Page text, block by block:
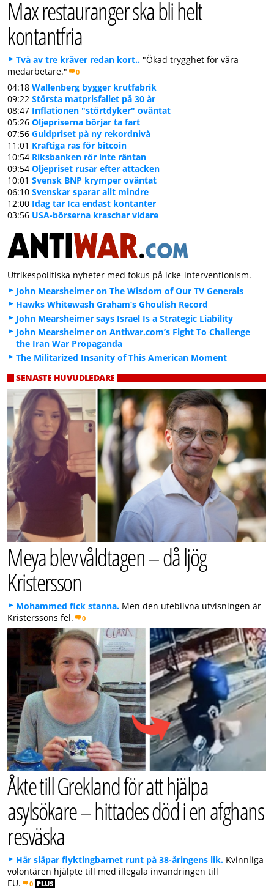
Max restauranger ska bli helt
kontantfria
Två av tre kräver redan kort.. "Ökad trygghet för våra
medarbetare."
0
04:18 Wallenberg bygger krutfabrik
09:22 Största matprisfallet på 30 år
08:47 Inflationen "störtdyker" oväntat
05:26 Oljepriserna börjar ta fart
07:56 Guldpriset på ny rekordnivå
11:01 Kraftiga ras för bitcoin
10:54 Riksbanken rör inte räntan
09:54 Oljepriset rusar efter attacken
10:01 Svensk BNP krymper oväntat
06:10 Svenskar sparar allt mindre
12:00 Idag tar Ica endast kontanter
03:56 USA-börserna kraschar vidare
Utrikespolitiska nyheter med fokus på icke-interventionism.
John Mearsheimer on The Wisdom of Our TV Generals
Hawks Whitewash Graham’s Ghoulish Record
John Mearsheimer says Israel Is a Strategic Liability
John Mearsheimer on Antiwar.com’s Fight To Challenge
the Iran War Propaganda
The Militarized Insanity of This American Moment
SENASTE HUVUDLEDARE
Meya blev våldtagen – då ljög
Kristersson
Mohammed fick stanna. Men den uteblivna utvisningen är
Kristerssons fel.
0
Åkte till Grekland för att hjälpa
asylsökare – hittades död i en afghans
resväska
Här släpar flyktingbarnet runt på 38-åringens lik. Kvinnliga
volontären hjälpte till med illegala invandringen till
EU.
0 PLUS